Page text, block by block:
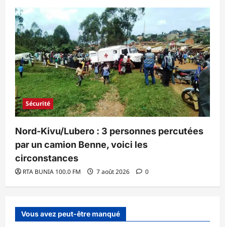
Sécurité
Nord-Kivu/Lubero : 3 personnes percutées
par un camion Benne, voici les
circonstances
RTA BUNIA 100.0 FM 7 août 2026 0
Vous avez peut-être manqué